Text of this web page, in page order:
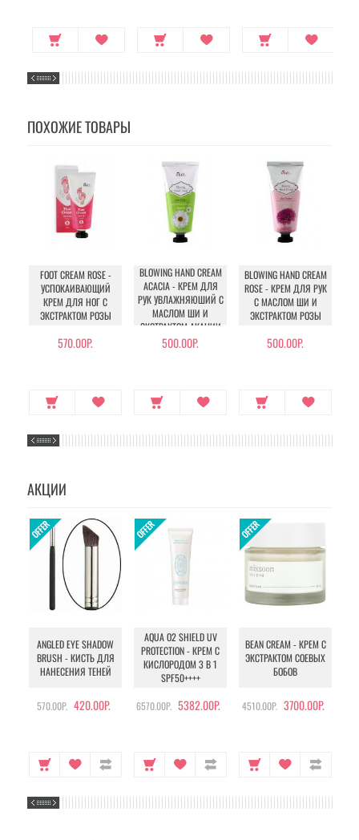
ПОХОЖИЕ ТОВАРЫ
FOOT CREAM ROSE -
УСПОКАИВАЮЩИЙ
КРЕМ ДЛЯ НОГ С
ЭКСТРАКТОМ РОЗЫ
570.00Р.
BLOWING HAND CREAM
ACACIA - КРЕМ ДЛЯ
РУК УВЛАЖНЯЮШИЙ С
МАСЛОМ ШИ И
ЭКСТРАКТОМ АКАЦИИ
500.00Р.
BLOWING HAND CREAM
ROSE - КРЕМ ДЛЯ РУК
С МАСЛОМ ШИ И
ЭКСТРАКТОМ РОЗЫ
500.00Р.
АКЦИИ
ANGLED EYE SHADOW
BRUSH - КИСТЬ ДЛЯ
НАНЕСЕНИЯ ТЕНЕЙ
570.00Р. 420.00Р.
AQUA O2 SHIELD UV
PROTECTION - КРЕМ С
КИСЛОРОДОМ 3 В 1
SPF50++++
6570.00Р. 5382.00Р.
BEAN CREAM - КРЕМ С
ЭКСТРАКТОМ СОЕВЫХ
БОБОВ
4510.00Р. 3700.00Р.